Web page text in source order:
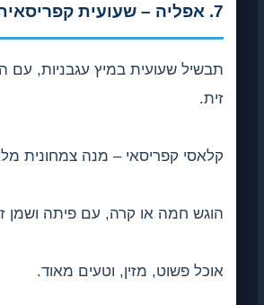
7. אפליה – שעועית קפריסאית
תבשיל שעועית במיץ עגבניות, עם
זית.
קלאסי קפריסאי – מנה צמחונית
הוגש חמה או קרה, עם פיתה ושמן
אוכל פשוט, מזין, וטעים מאוד.